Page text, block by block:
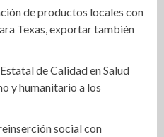
de productos locales con
Texas, exportar también
de Calidad en Salud
y humanitario a los
social con